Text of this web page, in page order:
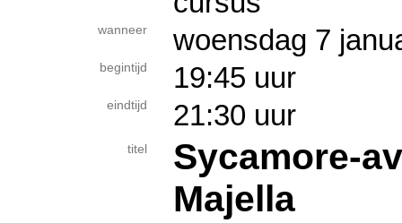
wanneer woensdag 7
begintijd 19:45 uur
eindtijd 21:30 uur
titel
Sycamore-
Majella